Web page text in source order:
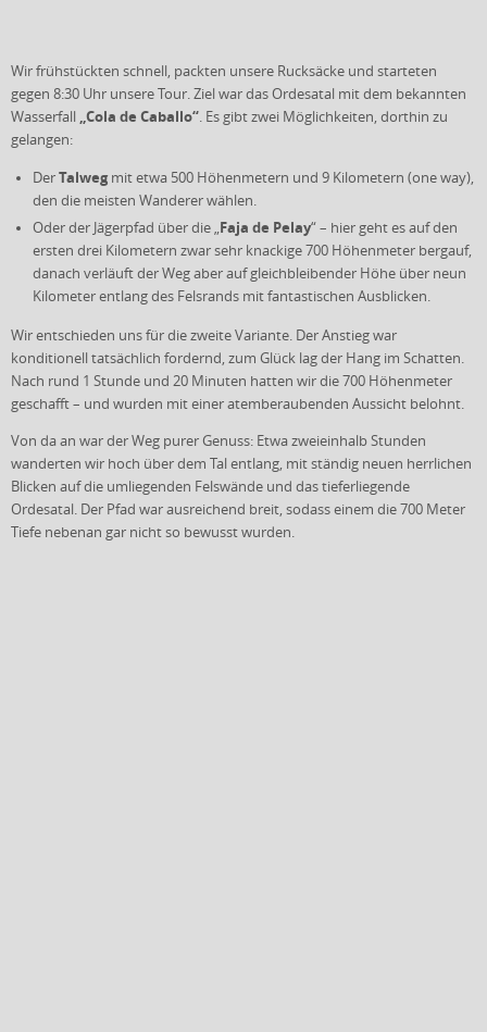
Wir frühstückten schnell, packten unsere Rucksäcke und starteten
gegen 8:30 Uhr unsere Tour. Ziel war das Ordesatal mit dem bekannten
Wasserfall „Cola de Caballo“. Es gibt zwei Möglichkeiten, dorthin zu
gelangen:
DerTalwegmit etwa 500 Höhenmetern und 9 Kilometern (one way),
den die meisten Wanderer wählen.
Oder der Jägerpfad über die „Faja de Pelay“ – hier geht es auf den
ersten drei Kilometern zwar sehr knackige 700 Höhenmeter bergauf,
danach verläuft der Weg aber auf gleichbleibender Höhe über neun
Kilometer entlang des Felsrands mit fantastischen Ausblicken.
Wir entschieden uns für die zweite Variante. Der Anstieg war
konditionell tatsächlich fordernd, zum Glück lag der Hang im Schatten.
Nach rund 1 Stunde und 20 Minuten hatten wir die 700 Höhenmeter
geschafft – und wurden mit einer atemberaubenden Aussicht belohnt.
Von da an war der Weg purer Genuss: Etwa zweieinhalb Stunden
wanderten wir hoch über dem Tal entlang, mit ständig neuen herrlichen
Blicken auf die umliegenden Felswände und das tieferliegende
Ordesatal. Der Pfad war ausreichend breit, sodass einem die 700 Meter
Tiefe nebenan gar nicht so bewusst wurden.